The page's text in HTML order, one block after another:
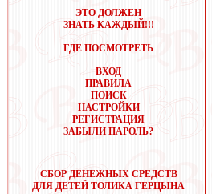
ЭТО ДОЛЖЕН
ЗНАТЬ КАЖДЫЙ!!!
ГДЕ ПОСМОТРЕТЬ
ВХОД
ПРАВИЛА
ПОИСК
НАСТРОЙКИ
РЕГИСТРАЦИЯ
ЗАБЫЛИ ПАРОЛЬ?
СБОР ДЕНЕЖНЫХ СРЕДСТВ
ДЛЯ ДЕТЕЙ ТОЛИКА ГЕРЦЫНА